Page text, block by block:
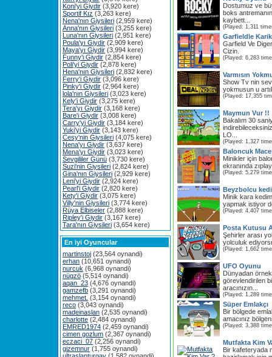
Koni'yi Giydir (3,920 kere)
Sportif Kız (3,263 kere)
Nena'nın Giysileri (2,959 kere)
Anna'nın Giysileri (3,255 kere)
Luna'nın Giysileri (2,951 kere)
Poula'yı Giydir (2,909 kere)
Maya'yı Giydir (3,994 kere)
Funny'i Giydir (2,854 kere)
Poli'yi Giydir (2,878 kere)
Hena'nın Giysileri (2,832 kere)
Ferry'i Giydir (3,096 kere)
Pinky'i Giydir (2,964 kere)
lola'nın Giysileri (3,023 kere)
Kely'i Giydir (3,275 kere)
Tera'yı Giydir (3,168 kere)
Bare'i Giydir (3,008 kere)
Carry'yi Giydir (3,184 kere)
Yuki'yi Giydir (3,143 kere)
Cesy'nin Giysileri (4,075 kere)
Nena'yı Giydir (3,637 kere)
Mena'yı Giydir (3,023 kere)
Sevgililer Günü (3,730 kere)
Suzi'nin Giysileri (2,824 kere)
Gina'nın Giysileri (2,929 kere)
Leni'yi Giydir (2,924 kere)
Pearl'i Giydir (2,820 kere)
Kety'i Giydir (3,075 kere)
Villy'nin Giysileri (3,774 kere)
Rüya Elbiseler (2,888 kere)
Ripley'i Giydir (3,167 kere)
Tara'nın Giysileri (3,654 kere)
En iyi Oyuncular
martinstoj (23,564 oynandi)
erhan (10,651 oynandi)
nurcuk (6,968 oynandi)
nügzö (5,514 oynandi)
aqan_23 (4,676 oynandi)
gamzefb (3,291 oynandi)
mehmet. (3,154 oynandi)
reco (3,043 oynandi)
madeinaslan (2,535 oynandi)
charlotte (2,484 oynandi)
EMRED1974 (2,459 oynandi)
cimen gozlum (2,367 oynandi)
eczaci_07 (2,256 oynandi)
gizemnur (1,755 oynandi)
Dostumuz ve
boks
kaybett...
(Played: 1,311
Garfieldle
Garfield Ve
Cizin.
(Played: 6,283
Varmısın
Show Tv nin
yokmusun u
(Played: 17,355
Maymun Vur !!
Bakalım 30
LO...
(Played: 1,327
Baloncuk
Minikler için
ekranında
(Played: 5,279
Beyzbolcu
Minik kara
yapmak istiyor
(Played: 4,407
Posta Kutusu
Şehirler arası
yolculuk
(Played: 1,662
UFO Oyunu
Dünyadan
görevlendirilen
aracınızın...
(Played: 1,289
Süper Emlakçı
Bir bölgede
amacınız
(Played: 3,388
Mutfakta Kim
Bir kafeteryada